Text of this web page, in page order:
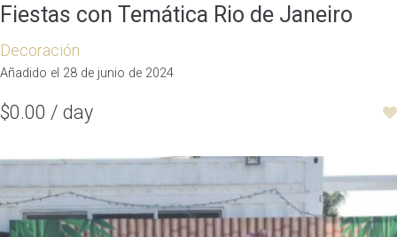
Fiestas con Temática Rio de Janeiro
Decoración
Añadido el 28 de junio de 2024
$0.00 / day